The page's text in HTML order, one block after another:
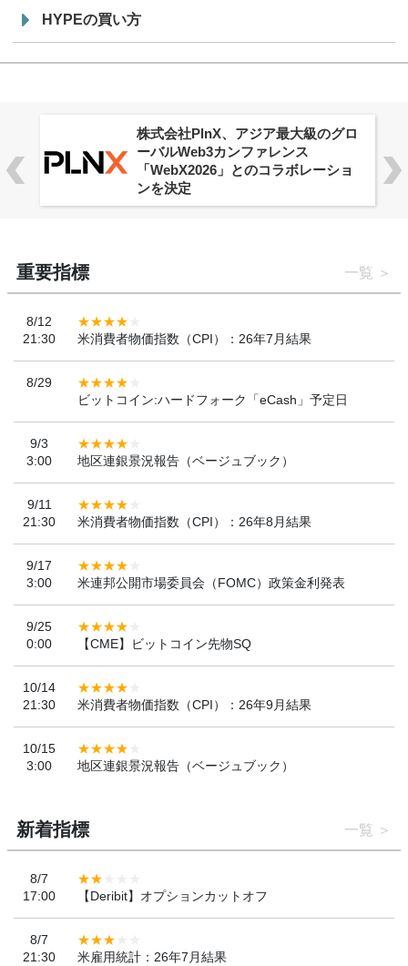
HYPEの買い方
株式会社PlnX、アジア最大級のグロ
ーバルWeb3カンファレンス
「WebX2026」とのコラボレーショ
ンを決定
重要指標 一覧
8/12
21:30
米消費者物価指数（CPI）：26年7月結果
8/29
ビットコイン:ハードフォーク「eCash」予定日
9/3
3:00
地区連銀景況報告（ベージュブック）
9/11
21:30
米消費者物価指数（CPI）：26年8月結果
9/17
3:00
米連邦公開市場委員会（FOMC）政策金利発表
9/25
0:00
【CME】ビットコイン先物SQ
10/14
21:30
米消費者物価指数（CPI）：26年9月結果
10/15
3:00
地区連銀景況報告（ベージュブック）
新着指標 一覧
8/7
17:00
【Deribit】オプションカットオフ
8/7
21:30
米雇用統計：26年7月結果